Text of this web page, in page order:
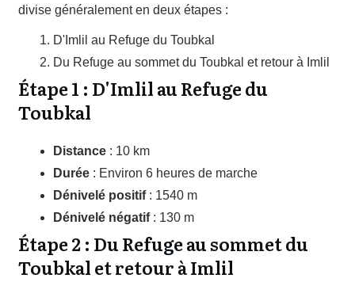
divise généralement en deux étapes :
D'Imlil au Refuge du Toubkal
Du Refuge au sommet du Toubkal et retour à Imlil
Étape 1 : D'Imlil au Refuge du
Toubkal
Distance : 10 km
Durée : Environ 6 heures de marche
Dénivelé positif: 1540 m
Dénivelé négatif: 130 m
Étape 2 : Du Refuge au sommet du
Toubkal et retour à Imlil